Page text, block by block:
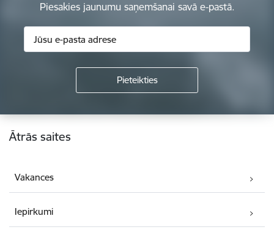
Piesakies jaunumu saņemšanai savā e-pastā.
Kājene
Ātrās saites
Vakances
Iepirkumi